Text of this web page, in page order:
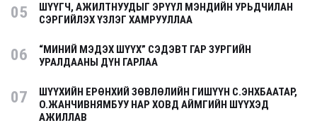
05
ШҮҮГЧ, АЖИЛТНУУДЫГ ЭРҮҮЛ МЭНДИЙН УРЬДЧИЛАН
СЭРГИЙЛЭХ ҮЗЛЭГ ХАМРУУЛЛАА
06
“МИНИЙ МЭДЭХ ШҮҮХ” СЭДЭВТ ГАР ЗУРГИЙН
УРАЛДААНЫ ДҮН ГАРЛАА
07
ШҮҮХИЙН ЕРӨНХИЙ ЗӨВЛӨЛИЙН ГИШҮҮН С.ЭНХБААТАР,
О.ЖАНЧИВНЯМБУУ НАР ХОВД АЙМГИЙН ШҮҮХЭД
АЖИЛЛАВ